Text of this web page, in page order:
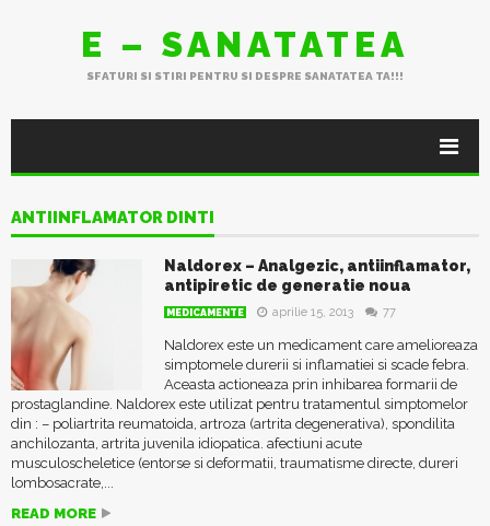
E – SANATATEA
SFATURI SI STIRI PENTRU SI DESPRE SANATATEA TA!!!
ANTIINFLAMATOR DINTI
Naldorex – Analgezic, antiinflamator,
antipiretic de generatie noua
MEDICAMENTE aprilie 15, 2013 77
Naldorex este un medicament care amelioreaza
simptomele durerii si inflamatiei si scade febra.
Aceasta actioneaza prin inhibarea formarii de
prostaglandine. Naldorex este utilizat pentru tratamentul simptomelor
din : – poliartrita reumatoida, artroza (artrita degenerativa), spondilita
anchilozanta, artrita juvenila idiopatica. afectiuni acute
musculoscheletice (entorse si deformatii, traumatisme directe, dureri
lombosacrate,...
READ MORE